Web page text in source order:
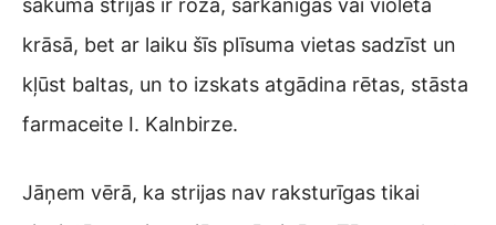
sākumā strijas ir rozā, sarkanīgas vai violetā
krāsā, bet ar laiku šīs plīsuma vietas sadzīst un
kļūst baltas, un to izskats atgādina rētas, stāsta
farmaceite I. Kalnbirze.
Jāņem vērā, ka strijas nav raksturīgas tikai